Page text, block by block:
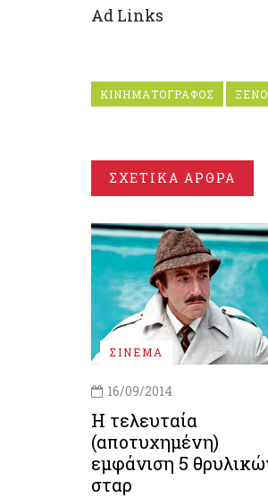
Ad Links
ΚΙΝΗΜΑΤΟΓΡΑΦΟΣ
ΣΧΕΤΙΚΑ ΑΡΘΡΑ
ΣΙΝΕΜΑ
16/09/2014
H τελευταία
(αποτυχημένη)
εμφάνιση 5
σταρ